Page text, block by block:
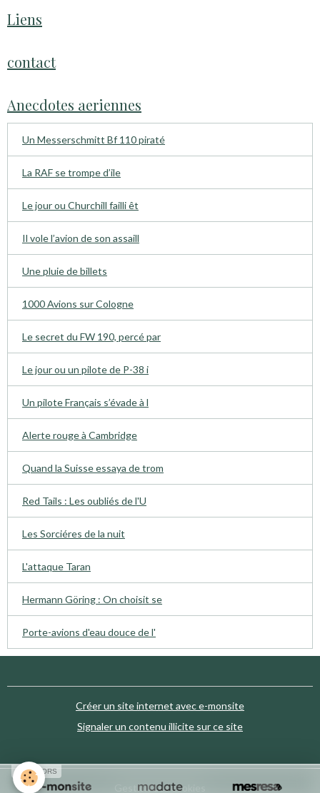
Liens
contact
Anecdotes aeriennes
Un Messerschmitt Bf 110 piraté
La RAF se trompe d’ile
Le jour ou Churchill failli êt
Il vole l’avion de son assaill
Une pluie de billets
1000 Avions sur Cologne
Le secret du FW 190, percé par
Le jour ou un pilote de P-38 i
Un pilote Français s’évade à l
Alerte rouge à Cambridge
Quand la Suisse essaya de trom
Red Tails : Les oubliés de l'U
Les Sorciéres de la nuit
L'attaque Taran
Hermann Göring : On choisit se
Porte-avions d'eau douce de l'
Créer un site internet avec e-monsite
Signaler un contenu illicite sur ce site
Gestion des cookies
SPONSORS